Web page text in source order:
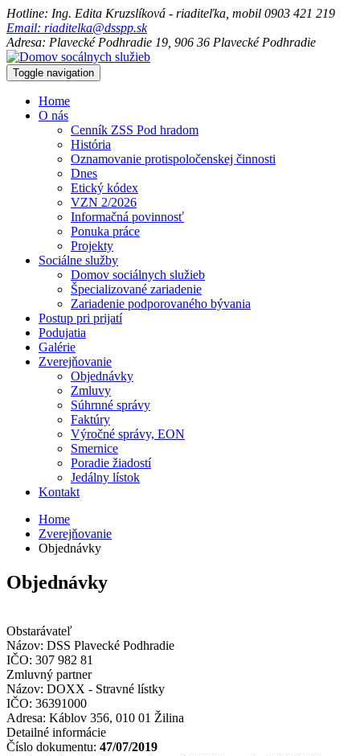
Hotline: Ing. Edita Kruzslíková - riaditeľka, mobil 0903 421 219
Email: riaditelka@dsspp.sk
Adresa: Plavecké Podhradie 19, 906 36 Plavecké Podhradie
Toggle navigation
Home
O nás
Cenník ZSS Pod hradom
História
Oznamovanie protispoločenskej činnosti
Dnes
Etický kódex
VZN 2/2026
Informačná povinnosť
Ponuka práce
Projekty
Sociálne služby
Domov sociálnych služieb
Špecializované zariadenie
Zariadenie podporovaného bývania
Postup pri prijatí
Podujatia
Galérie
Zverejňovanie
Objednávky
Zmluvy
Súhrnné správy
Faktúry
Výročné správy, EON
Smernice
Poradie žiadostí
Jedálny lístok
Kontakt
Home
Zverejňovanie
Objednávky
Objednávky
Obstarávateľ
Názov: DSS Plavecké Podhradie
IČO: 307 982 81
Zmluvný partner
Názov: DOXX - Stravné lístky
IČO: 36391000
Adresa: Káblov 356, 010 01 Žilina
Detailné informácie
Číslo dokumentu: 47/07/2019